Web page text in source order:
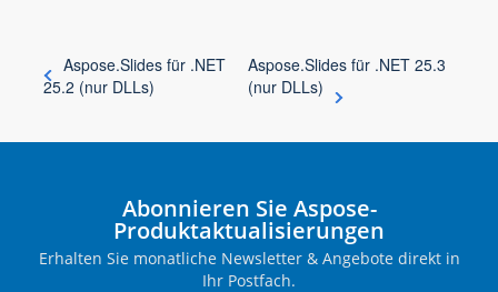
Aspose.Slides für .NET
25.2 (nur DLLs)
Aspose.Slides für .NET 25.3
(nur DLLs)
Abonnieren Sie Aspose-
Produktaktualisierungen
Erhalten Sie monatliche Newsletter & Angebote direkt in
Ihr Postfach.